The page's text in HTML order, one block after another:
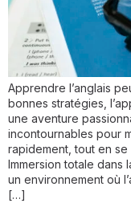
Apprendre l’anglais
bonnes stratégies,
une aventure
incontournables pour
rapidement, tout en se
Immersion totale dans
un environnement où
[…]